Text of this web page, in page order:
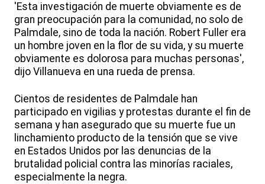
'Esta investigación de muerte obviamente es de
gran preocupación para la comunidad, no solo de
Palmdale, sino de toda la nación. Robert Fuller era
un hombre joven en la flor de su vida, y su muerte
obviamente es dolorosa para muchas personas',
dijo Villanueva en una rueda de prensa.
Cientos de residentes de Palmdale han
participado en vigilias y protestas durante el fin de
semana y han asegurado que su muerte fue un
linchamiento producto de la tensión que se vive
en Estados Unidos por las denuncias de la
brutalidad policial contra las minorías raciales,
especialmente la negra.